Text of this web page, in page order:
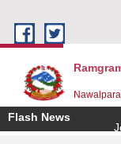
Flash News